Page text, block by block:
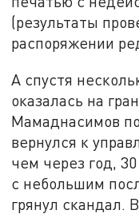
(результаты
распоряжении
А спустя
оказалась на
Мамаднасимов
вернулся к
чем через год,
с небольшим
грянул скандал.